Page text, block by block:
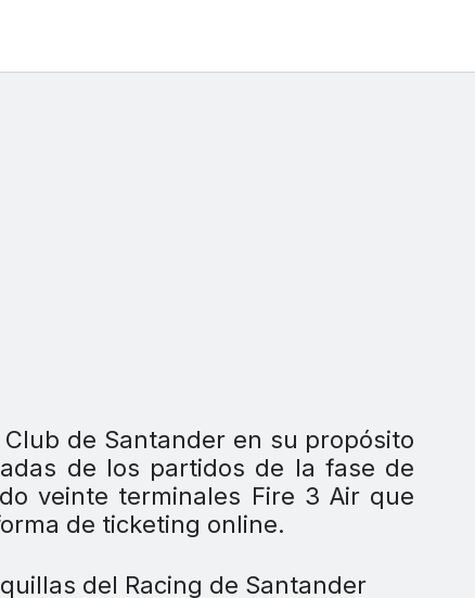
de Santander en su propósito
de los partidos de la fase de
veinte terminales Fire 3 Air que
de ticketing online.